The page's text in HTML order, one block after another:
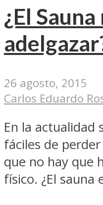
¿El
26 agosto, 2015
Carlos Eduardo
En la actualidad
fáciles de
que no hay que
físico. ¿El sauna